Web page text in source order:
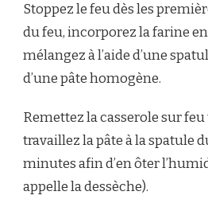
Stoppez le feu dès les
du feu, incorporez la farine
mélangez à l’aide d’une
d’une pâte homogène.
Remettez la casserole sur
travaillez la pâte à la spatule
minutes afin d’en ôter
appelle la dessèche).